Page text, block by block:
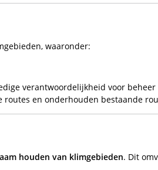
waaronder:
verantwoordelijkheid voor
routes en onderhouden bestaande
houden van klimgebieden. Dit